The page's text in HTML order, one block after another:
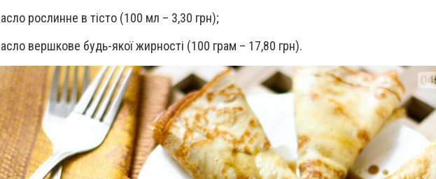
рослинне в тісто (100 мл – 3,30 грн);
вершкове будь-якої жирності (100 грам – 17,80 грн).